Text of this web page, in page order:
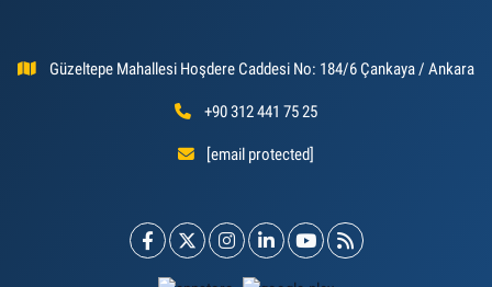
Güzeltepe Mahallesi Hoşdere Caddesi No: 184/6 Çankaya / Ankara
+90 312 441 75 25
[email protected]